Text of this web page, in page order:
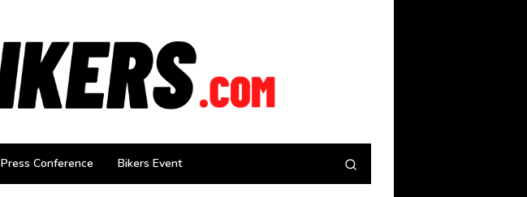
Press Conference Bikers Event